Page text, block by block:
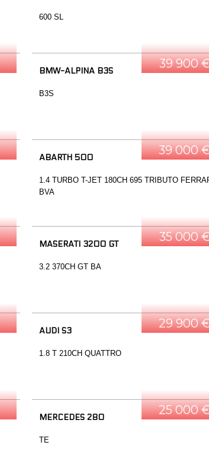
600 SL
39 900
BMW-ALPINA B3S
B3S
39 000
ABARTH 500
1.4 TURBO T-JET 180CH 695 TRIBUTO
BVA
35 000
MASERATI 3200 GT
3.2 370CH GT BA
29 900
AUDI S3
1.8 T 210CH QUATTRO
25 000
MERCEDES 280
TE